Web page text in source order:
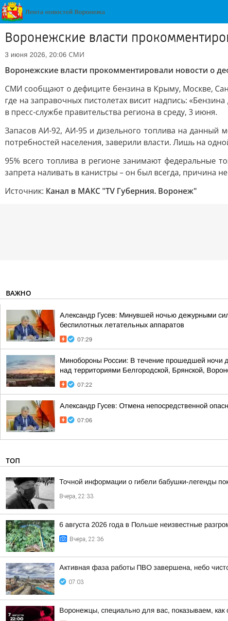
Воронежские власти
3 июня 2026, 20:06 СМИ
Воронежские власти прокомментировали новости о
СМИ сообщают о дефиците бензина в Крыму, Москве,
где на заправочных пистолетах висит надпись:
в пресс-службе правительства региона в среду, 3 июня.
Запасов АИ-92, АИ-95 и дизельного топлива на данный
потребностей населения, заверили власти. Лишь на
95% всего топлива в регионе занимают федеральные
запрета наливать в канистры – он был всегда, причина
Источник: Канал в МАКС "TV Губерния. Воронеж"
ВАЖНО
Александр Гусев: Минувшей ночью дежурными
беспилотных летательных аппаратов
07:29
Минобороны России: В течение прошедшей ночи
над территориями Белгородской, Брянской,
07:22
Александр Гусев: Отмена непосредственной
07:06
ТОП
Точной информации о гибели бабушки-легенды
Вчера, 22:33
6 августа 2026 года в Польше неизвестные
Вчера, 22:36
Активная фаза работы ПВО завершена, небо
07:03
Воронежцы, специально для вас, показываем, как